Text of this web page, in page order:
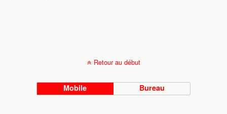
Retour au début
Mobile Bureau